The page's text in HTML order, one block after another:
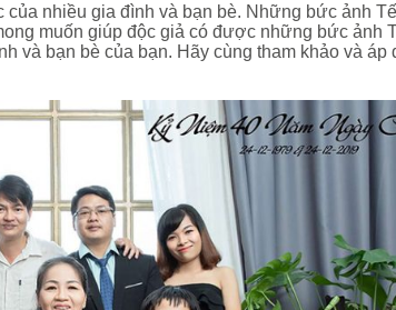
nhiều gia đình và bạn bè. Những bức ảnh
muốn giúp độc giả có được những bức ảnh
và bạn bè của bạn. Hãy cùng tham khảo và